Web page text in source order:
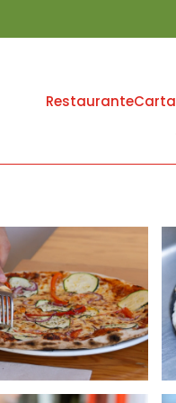
RestauranteCarta
+